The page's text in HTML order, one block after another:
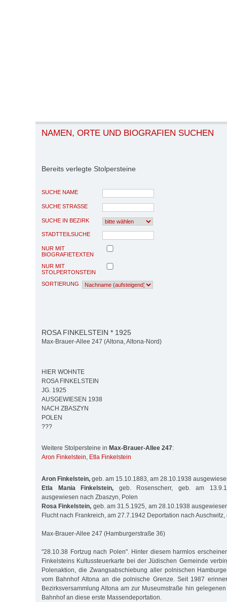
NAMEN, ORTE UND BIOGRAFIEN SUCHEN
Bereits verlegte Stolpersteine
SUCHE NAME
SUCHE STRASSE
SUCHE IN BEZIRK
STADTTEILSUCHE
NUR MIT
BIOGRAFIETEXTEN
NUR MIT
STOLPERTONSTEIN
SORTIERUNG
ROSA FINKELSTEIN * 1925
Max-Brauer-Allee 247 (Altona, Altona-Nord)
HIER WOHNTE
ROSA FINKELSTEIN
JG. 1925
AUSGEWIESEN 1938
NACH ZBASZYN
POLEN
???
Weitere Stolpersteine in Max-Brauer-Allee 247:
Aron Finkelstein, Etla Finkelstein
Aron Finkelstein, geb. am 15.10.1883, am 28.10.1938
Etla Mania Finkelstein, geb. Rosenscherr, geb. am
ausgewiesen nach Zbaszyn, Polen
Rosa Finkelstein, geb. am 31.5.1925, am 28.10.1938
Flucht nach Frankreich, am 27.7.1942 Deportation nach Auschwitz,
Max-Brauer-Allee 247 (Hamburgerstraße 36)
"28.10.38 Fortzug nach Polen". Hinter diesem harmlos
Finkelsteins Kultussteuerkarte bei der Jüdischen Gemeinde
Polenaktion, die Zwangsabschiebung aller polnischen
vom Bahnhof Altona an die polnische Grenze. Seit 1987
Bezirksversammlung Altona am zur Museumstraße hin
Bahnhof an diese erste Massendeportation.